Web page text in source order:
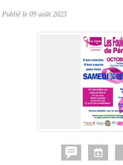
Publié le 09 août 2023